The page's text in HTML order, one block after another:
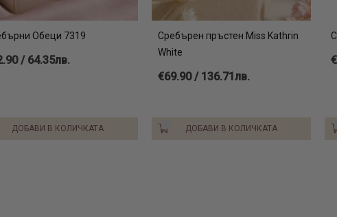
Обеци 7319
/ 64.35лв.
ДОБАВИ В КОЛИЧКАТА
Сребърен пръстен Miss Kathrin
White
€69.90 / 136.71лв.
ДОБАВИ В КОЛИЧКАТА